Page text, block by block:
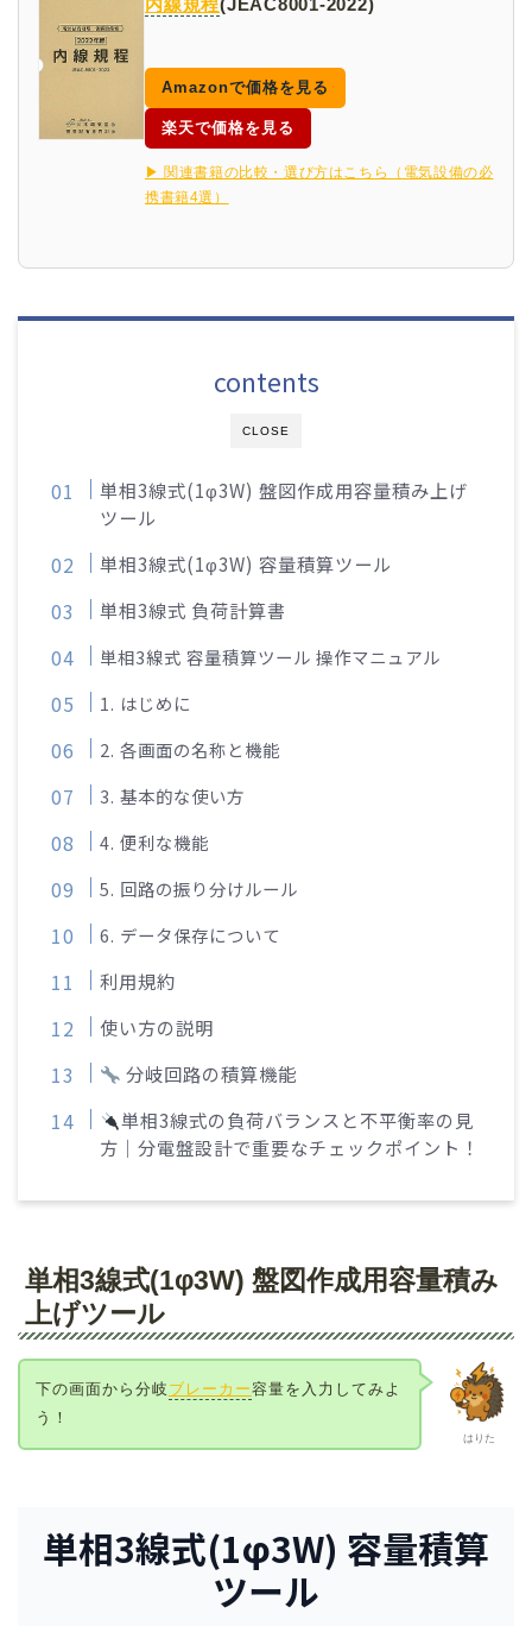
内線規程(JEAC8001-2022)
Amazonで価格を見る
楽天で価格を見る
▶ 関連書籍の比較・選び方はこちら（電気設備の必
携書籍4選）
CLOSE
contents
単相3線式(1φ3W) 盤図作成用容量積み上げ
ツール
単相3線式(1φ3W) 容量積算ツール
単相3線式 負荷計算書
単相3線式 容量積算ツール 操作マニュアル
1. はじめに
2. 各画面の名称と機能
3. 基本的な使い方
4. 便利な機能
5. 回路の振り分けルール
6. データ保存について
利用規約
使い方の説明
分岐回路の積算機能
単相3線式の負荷バランスと不平衡率の見
方｜分電盤設計で重要なチェックポイント！
単相3線式(1φ3W) 盤図作成用容量積み
上げツール
はりた
下の画面から分岐 ブレーカー容量を入力してみよ
う！
単相3線式(1φ3W) 容量積算
ツール